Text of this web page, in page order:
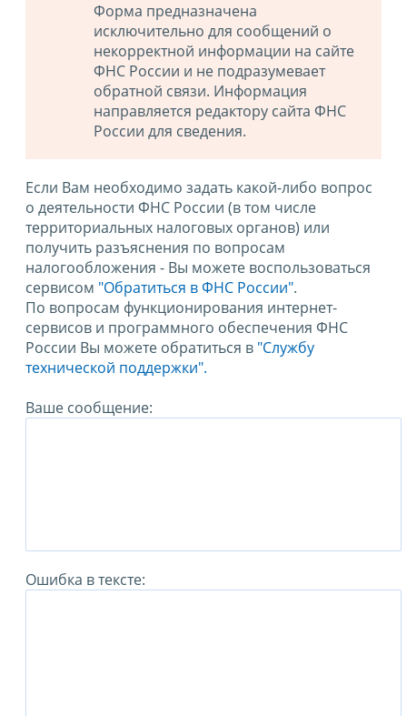
Форма предназначена
исключительно для сообщений о
некорректной информации на сайте
ФНС России и не подразумевает
обратной связи. Информация
направляется редактору сайта ФНС
России для сведения.
Если Вам необходимо задать какой-либо вопрос
о деятельности ФНС России (в том числе
территориальных налоговых органов) или
получить разъяснения по вопросам
налогообложения - Вы можете воспользоваться
сервисом "Обратиться в ФНС России".
По вопросам функционирования интернет-
сервисов и программного обеспечения ФНС
России Вы можете обратиться в "Службу
технической поддержки".
Ваше сообщение:
Ошибка в тексте: